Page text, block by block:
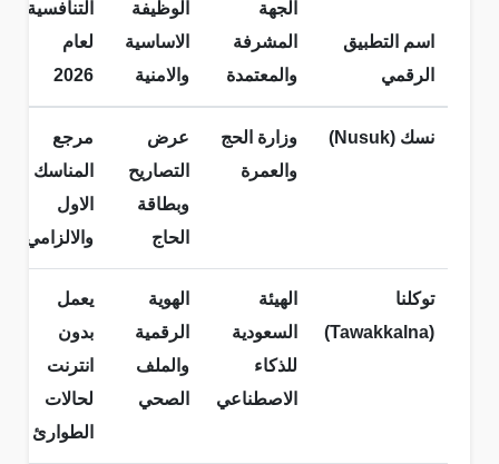
اسم التطبيق
الرقمي
الجهة
المشرفة
والمعتمدة
الوظيفة
الاساسية
والامنية
التنافسية
لعام
2026
نسك (Nusuk)
وزارة الحج
والعمرة
عرض
التصاريح
وبطاقة
الحاج
مرجع
المناسك
الاول
والالزامي
توكلنا
(Tawakkalna)
الهيئة
السعودية
للذكاء
الاصطناعي
الهوية
الرقمية
والملف
الصحي
يعمل
بدون
انترنت
لحالات
الطوارئ